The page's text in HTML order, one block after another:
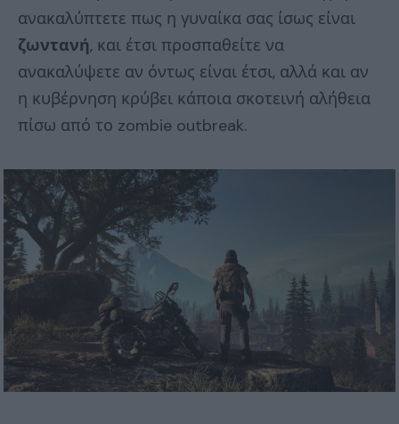
ανακαλύπτετε πως η γυναίκα σας ίσως είναι
ζωντανή, και έτσι προσπαθείτε να
ανακαλύψετε αν όντως είναι έτσι, αλλά και αν
η κυβέρνηση κρύβει κάποια σκοτεινή αλήθεια
πίσω από το zombie outbreak.